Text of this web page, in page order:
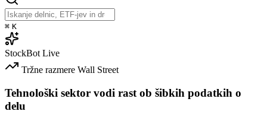
⌘ K
StockBot Live
Tržne razmere Wall Street
Tehnološki sektor vodi rast ob šibkih podatkih o
delu